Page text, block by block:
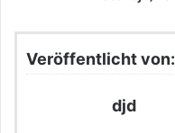
Veröffentlicht von:
djd